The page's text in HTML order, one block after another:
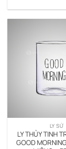
LY SỨ
LY THỦY TINH
GOOD